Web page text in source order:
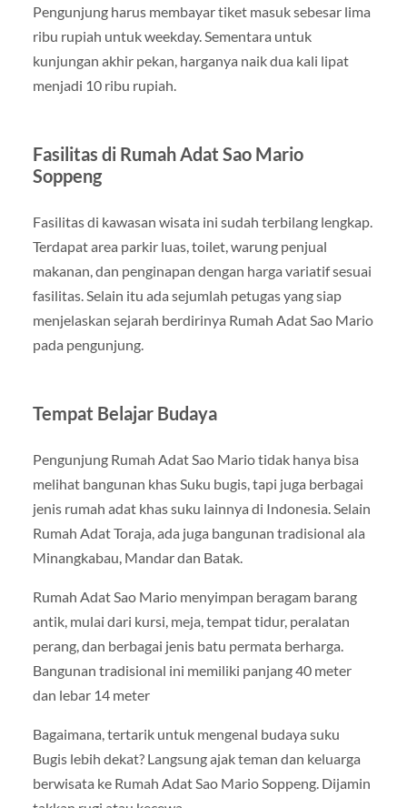
Pengunjung harus membayar tiket masuk sebesar lima
ribu rupiah untuk weekday. Sementara untuk
kunjungan akhir pekan, harganya naik dua kali lipat
menjadi 10 ribu rupiah.
Fasilitas di Rumah Adat Sao Mario
Soppeng
Fasilitas di kawasan wisata ini sudah terbilang lengkap.
Terdapat area parkir luas, toilet, warung penjual
makanan, dan penginapan dengan harga variatif sesuai
fasilitas. Selain itu ada sejumlah petugas yang siap
menjelaskan sejarah berdirinya Rumah Adat Sao Mario
pada pengunjung.
Tempat Belajar Budaya
Pengunjung Rumah Adat Sao Mario tidak hanya bisa
melihat bangunan khas Suku bugis, tapi juga berbagai
jenis rumah adat khas suku lainnya di Indonesia. Selain
Rumah Adat Toraja, ada juga bangunan tradisional ala
Minangkabau, Mandar dan Batak.
Rumah Adat Sao Mario menyimpan beragam barang
antik, mulai dari kursi, meja, tempat tidur, peralatan
perang, dan berbagai jenis batu permata berharga.
Bangunan tradisional ini memiliki panjang 40 meter
dan lebar 14 meter
Bagaimana, tertarik untuk mengenal budaya suku
Bugis lebih dekat? Langsung ajak teman dan keluarga
berwisata ke Rumah Adat Sao Mario Soppeng. Dijamin